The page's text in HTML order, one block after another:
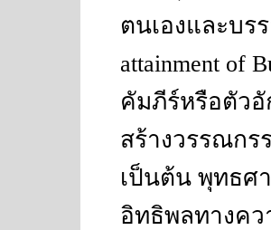
ตนเองและบร
attainment of
คัมภีร์หรือตัวอั
สร้างวรรณกร
เป็นต้น พุทธศ
อิทธิพลทางค